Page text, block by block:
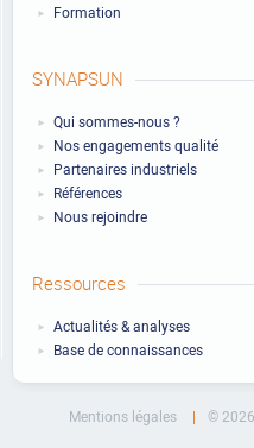
Formation
SYNAPSUN
Qui sommes-nous ?
Nos engagements qualité
Partenaires industriels
Références
Nous rejoindre
Ressources
Actualités & analyses
Base de connaissances
Mentions légales ©